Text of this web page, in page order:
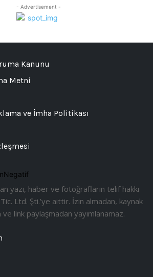
- Advertisement -
yazı, haber ve fotoğrafların telif hakkı
Tic. Ltd. Şti.’ye aittir. İzin almadan, kaynak
link paylaşmadan yayımlanamaz.
Kanunu
Metni
ve İmha Politikası